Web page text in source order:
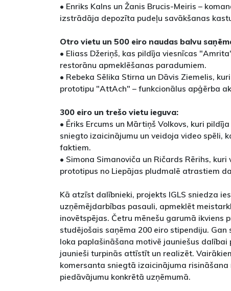
• Enriks Kalns un Žanis Brucis-Meiris –
izstrādāja depozīta pudeļu savākšanas
Otro vietu un 500 eiro naudas balvu
• Eliass Džeriņš, kas pildīja viesnīcas
restorānu apmeklēšanas paradumiem.
• Rebeka Sēlika Stirna un Dāvis Ziemelis,
prototipu "AttAch" – funkcionālus apģērba
300 eiro un trešo vietu ieguva:
• Ēriks Ercums un Mārtiņš Volkovs, kuri
sniegto izaicinājumu un veidoja video spēli,
faktiem.
• Simona Simanoviča un Ričards Rērihs,
prototipus no Liepājas pludmalē atrastiem
Kā atzīst dalībnieki, projekts IGLS sniedza
uzņēmējdarbības pasauli, apmeklēt
inovētspējas. Četru mēnešu garumā ikviens
studējošais saņēma 200 eiro stipendiju.
loka paplašināšana motivē jauniešus dalībai
jaunieši turpinās attīstīt un realizēt.
komersanta sniegtā izaicinājuma
piedāvājumu konkrētā uzņēmumā.